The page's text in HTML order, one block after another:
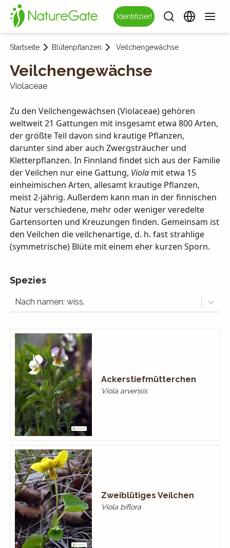
Identifizier!
Startseite Blütenpflanzen Veilchengewächse
Veilchengewächse
Violaceae
Zu den Veilchengewächsen (Violaceae) gehören
weltweit 21 Gattungen mit insgesamt etwa 800 Arten,
der größte Teil davon sind krautige Pflanzen,
darunter sind aber auch Zwergsträucher und
Kletterpflanzen. In Finnland findet sich aus der Familie
der Veilchen nur eine Gattung, Violamit etwa 15
einheimischen Arten, allesamt krautige Pflanzen,
meist 2-jährig. Außerdem kann man in der finnischen
Natur verschiedene, mehr oder weniger veredelte
Gartensorten und Kreuzungen finden. Gemeinsam ist
den Veilchen die veilchenartige, d. h. fast strahlige
(symmetrische) Blüte mit einem eher kurzen Sporn.
Spezies
Nach namen: wiss.
Ackerstiefmütterchen
Viola arvensis
Zweiblütiges Veilchen
Viola biflora